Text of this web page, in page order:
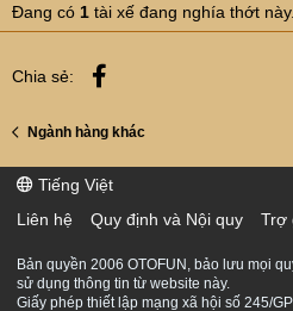
Đang có 1 tài xế đang nghía thớt
Chia sẻ:
Ngành hàng khác
Tiếng Việt
Liên hệ
Quy định và Nội quy Trợ
Bản quyền 2006 OTOFUN, bảo lưu mọi
sử dụng thông tin từ website này.
Giấy phép thiết lập mạng xã hội số 245/